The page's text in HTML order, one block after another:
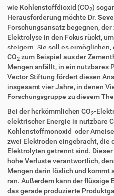
u
g
r
i
f
f
a
k
t
i
o
n
e
n
wie Kohlenstoffdioxid (CO2)
Herausforderung möchte Dr.
Forschungsansatz begegnen,
Elektrolyse in den Fokus rückt,
steigern. Sie soll es
CO2 zum Beispiel aus der
Mengen anfällt, in ein nutzbares
Vector Stiftung fördert diesen
insgesamt vier Jahre, in denen
Forschungsgruppe zu diesem
Bei der herkömmlichen CO2-
elektrischer Energie in nutzbare
Kohlenstoffmonoxid oder
zwei Elektroden eingebracht, die
Elektrolyten getrennt sind.
hohe Verluste verantwortlich,
Mengen darin löslich und kommt
ran. Außerdem kann der flüssige
das gerade produzierte